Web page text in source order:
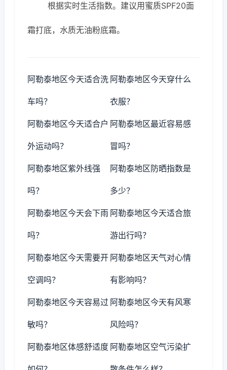
根据实时生活指数。建议用蜜质SPF20面
霜打底，水质无油粉底霜。
阿勒泰地区今天适合洗
车吗？
阿勒泰地区今天穿什么
衣服？
阿勒泰地区今天适合户
外运动吗？
阿勒泰地区最近容易感
冒吗？
阿勒泰地区紫外线强
吗？
阿勒泰地区防晒指数是
多少？
阿勒泰地区今天会下雨
吗？
阿勒泰地区今天适合旅
游出行吗？
阿勒泰地区今天需要开
空调吗？
阿勒泰地区天气对心情
有影响吗？
阿勒泰地区今天容易过
敏吗？
阿勒泰地区今天有风寒
风险吗？
阿勒泰地区体感舒适度 阿勒泰地区空气污染扩